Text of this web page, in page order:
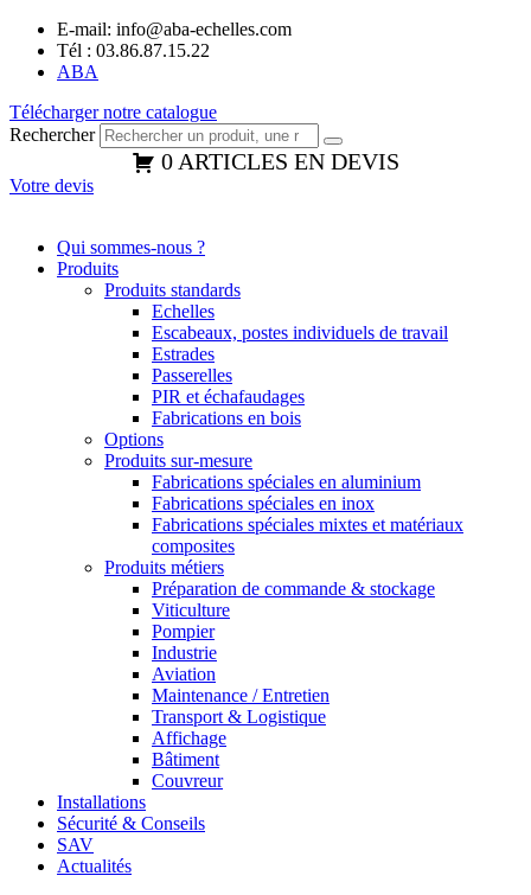
Aller
contenu
E-mail: info@aba-echelles.com
Tél : 03.86.87.15.22
ABA
Télécharger notre catalogue
Rechercher
0 ARTICLES EN DEVIS
Votre devis
Qui sommes-nous ?
Produits
Produits standards
Echelles
Escabeaux, postes individuels de travail
Estrades
Passerelles
PIR et échafaudages
Fabrications en bois
Options
Produits sur-mesure
Fabrications spéciales en aluminium
Fabrications spéciales en inox
Fabrications spéciales mixtes et matériaux
composites
Produits métiers
Préparation de commande & stockage
Viticulture
Pompier
Industrie
Aviation
Maintenance / Entretien
Transport & Logistique
Affichage
Bâtiment
Couvreur
Installations
Sécurité & Conseils
SAV
Actualités